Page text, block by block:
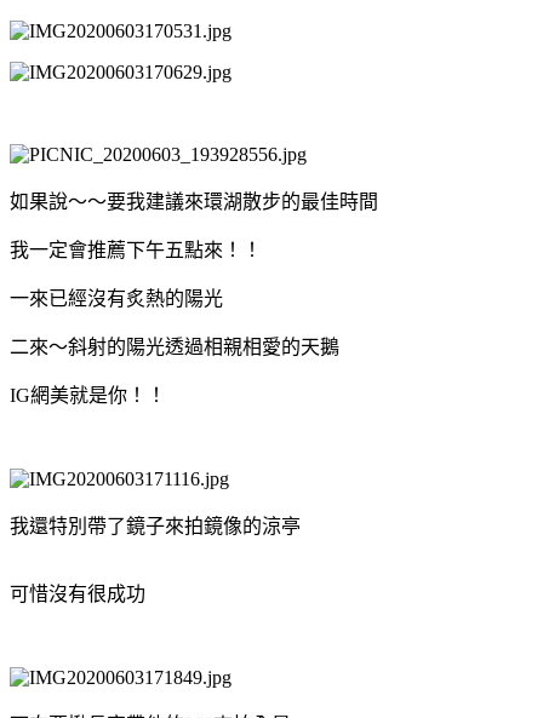
如果說～～要我建議來環湖散步的最佳時間
我一定會推薦下午五點來！！
一來已經沒有炙熱的陽光
二來～斜射的陽光透過相親相愛的天鵝
IG網美就是你！！
我還特別帶了鏡子來拍鏡像的涼亭
可惜沒有很成功